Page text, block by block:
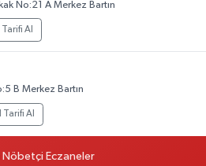
No:21 A Merkez Bartın
Tarifi Al
B Merkez Bartın
Tarifi Al
Nöbetçi Eczaneler